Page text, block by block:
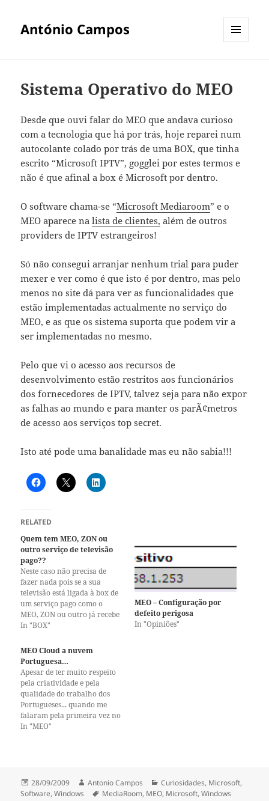
António Campos
Sistema Operativo do MEO
Desde que ouvi falar do MEO que andava curioso
com a tecnologia que há por trás, hoje reparei num
autocolante colado por trás de uma BOX, que tinha
escrito “Microsoft IPTV”, gogglei por estes termos e
não é que afinal a box é Microsoft por dentro.
O software chama-se “Microsoft Mediaroom” e o
MEO aparece nalista de clientes, além de outros
providers de IPTV estrangeiros!
Só não consegui arranjar nenhum trial para puder
mexer e ver como é que isto é por dentro, mas pelo
menos no site dá para ver as funcionalidades que
estão implementadas actualmente no serviço do
MEO, e as que os sistema suporta que podem vir a
ser implementadas no mesmo.
Pelo que vi o acesso aos recursos de
desenvolvimento estão restritos aos funcionários
dos fornecedores de IPTV, talvez seja para não expor
as falhas ao mundo e para manter os parÃ¢metros
de acesso aos serviços top secret.
Isto até pode uma banalidade mas eu não sabia!!!
RELATED
Quem tem MEO, ZON ou
outro serviço de televisão
pago??
Neste caso não precisa de
fazer nada pois se a sua
televisão está ligada à box de
um serviço pago como o
MEO, ZON ou outro já recebe
os canais através de um
alterado.Ou seja não precisa
de fazer absolutamente nada
pois não vai usar…
In "BOX"
MEO – Configuração por
defeito perigosa
In "Opiniões"
MEO Cloud a nuvem
Portuguesa…
Apesar de ter muito respeito
pela criatividade e pela
qualidade do trabalho dos
Portugueses... quando me
falaram pela primeira vez no
MEO Cloud (na altura PT
uma gota de água no
oceano... Quando tive…
In "MEO"
Publicado
a
28/09/2009 Autor
Antonio Campos Categorias
Curiosidades, Microsoft,
Software,Windows Etiquetas
MediaRoom, MEO, Microsoft,Windows